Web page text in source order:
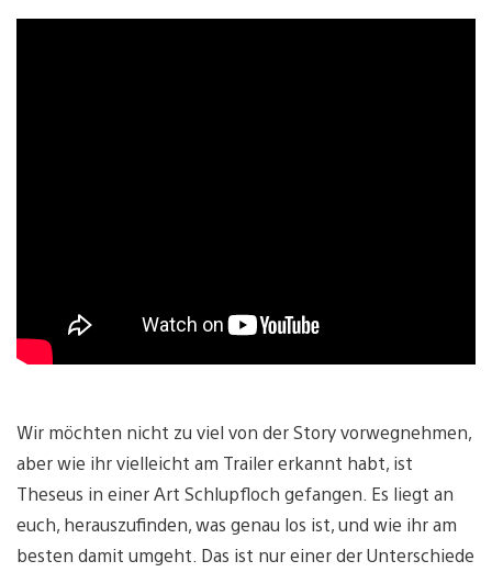
Wir möchten nicht zu viel von der Story vorwegnehmen,
aber wie ihr vielleicht am Trailer erkannt habt, ist
Theseus in einer Art Schlupfloch gefangen. Es liegt an
euch, herauszufinden, was genau los ist, und wie ihr am
besten damit umgeht. Das ist nur einer der Unterschiede